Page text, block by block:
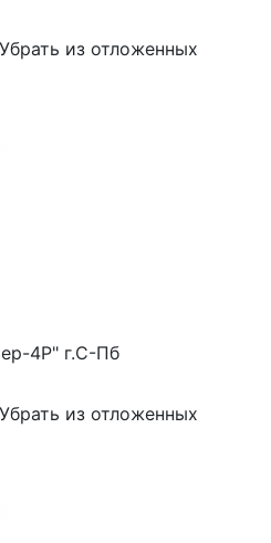
Убрать из отложенных
4Р" г.С-Пб
Убрать из отложенных